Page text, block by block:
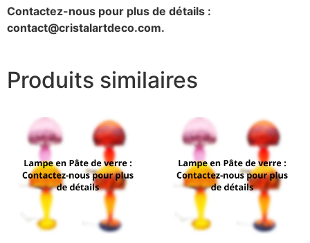
Contactez-nous pour plus de détails :
contact@cristalartdeco.com.
Produits similaires